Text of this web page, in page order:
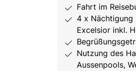
Fahrt im
4 x
Excelsior inkl.
Nutzung des
Aussenpools,